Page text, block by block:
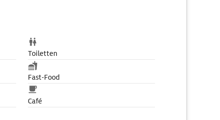
Toiletten
Fast-Food
Café